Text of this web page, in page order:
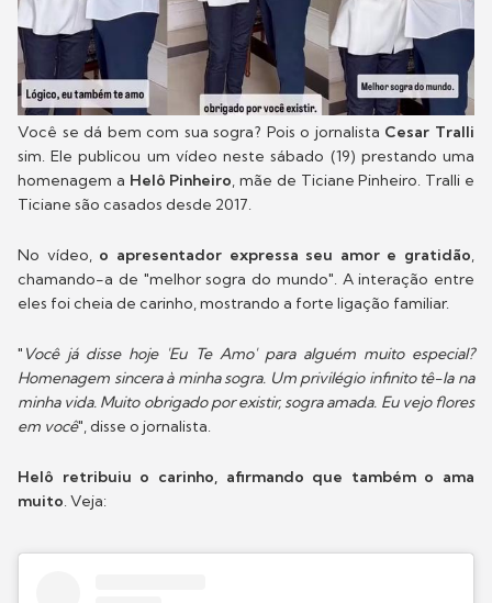
Você se dá bem com sua sogra? Pois o jornalista Cesar Tralli
sim. Ele publicou um vídeo neste sábado (19) prestando uma
homenagem a Helô Pinheiro, mãe de Ticiane Pinheiro. Tralli e
Ticiane são casados desde 2017.
No vídeo, o apresentador expressa seu amor e gratidão,
chamando-a de "melhor sogra do mundo". A interação entre
eles foi cheia de carinho, mostrando a forte ligação familiar.
" Você já disse hoje 'Eu Te Amo' para alguém muito especial?
Homenagem sincera à minha sogra. Um privilégio infinito tê-la na
minha vida. Muito obrigado por existir, sogra amada. Eu vejo flores
em você", disse o jornalista.
Helô retribuiu o carinho, afirmando que também o ama
muito. Veja: